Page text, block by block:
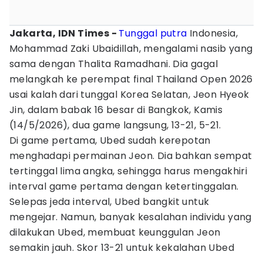
Jakarta, IDN Times - Tunggal putra Indonesia,
Mohammad Zaki Ubaidillah, mengalami nasib yang
sama dengan Thalita Ramadhani. Dia gagal
melangkah ke perempat final Thailand Open 2026
usai kalah dari tunggal Korea Selatan, Jeon Hyeok
Jin, dalam babak 16 besar di Bangkok, Kamis
(14/5/2026), dua game langsung, 13-21, 5-21.
Di game pertama, Ubed sudah kerepotan
menghadapi permainan Jeon. Dia bahkan sempat
tertinggal lima angka, sehingga harus mengakhiri
interval game pertama dengan ketertinggalan.
Selepas jeda interval, Ubed bangkit untuk
mengejar. Namun, banyak kesalahan individu yang
dilakukan Ubed, membuat keunggulan Jeon
semakin jauh. Skor 13-21 untuk kekalahan Ubed